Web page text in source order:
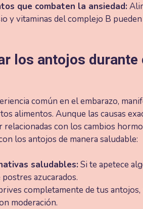
que combaten la ansiedad:
y vitaminas del complejo B
los antojos durante
común en el embarazo,
alimentos. Aunque las causas
relacionadas con los cambios
los antojos de manera saludable:
saludables: Si te apetece
azucarados.
completamente de tus
moderación.